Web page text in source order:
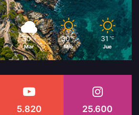
30 ℃
Mar
30 ℃
Mié
31 ℃
Jue
5.820 25.600